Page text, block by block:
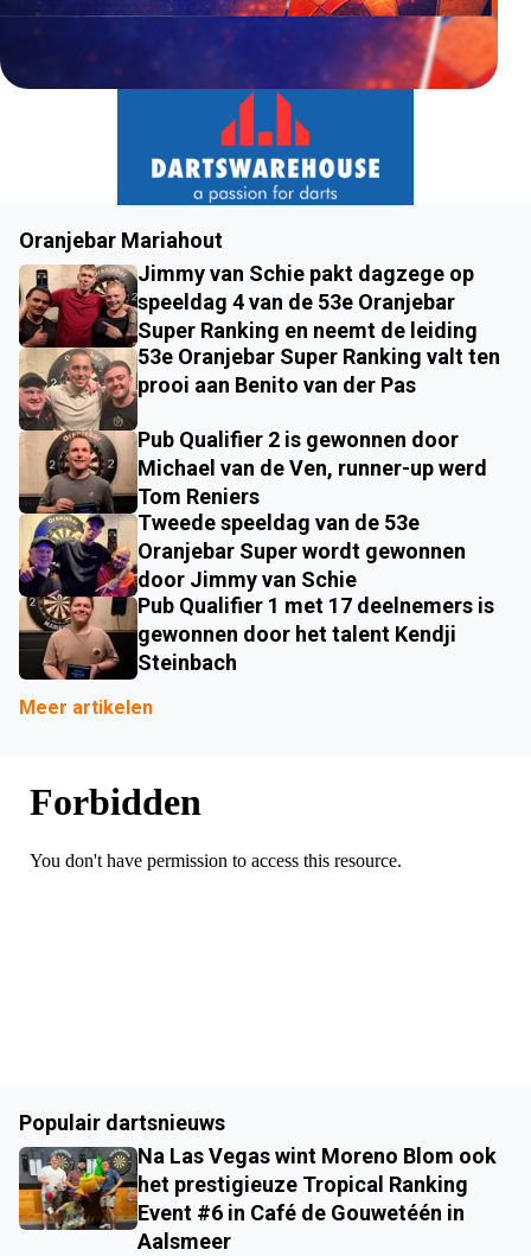
Oranjebar Mariahout
Jimmy van Schie pakt dagzege op
speeldag 4 van de 53e Oranjebar
Super Ranking en neemt de leiding
53e Oranjebar Super Ranking valt ten
prooi aan Benito van der Pas
Pub Qualifier 2 is gewonnen door
Michael van de Ven, runner-up werd
Tom Reniers
Tweede speeldag van de 53e
Oranjebar Super wordt gewonnen
door Jimmy van Schie
Pub Qualifier 1 met 17 deelnemers is
gewonnen door het talent Kendji
Steinbach
Meer artikelen
Populair dartsnieuws
Na Las Vegas wint Moreno Blom ook
het prestigieuze Tropical Ranking
Event #6 in Café de Gouwetéén in
Aalsmeer